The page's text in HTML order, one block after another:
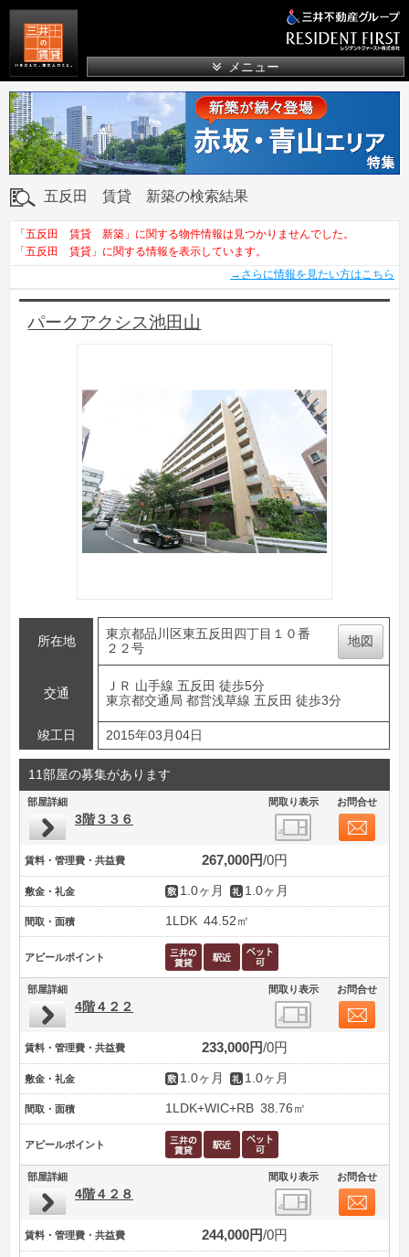
メニュー
五反田 賃貸 新築の検索結果
「五反田 賃貸 新築」に関する物件情報は見つかりませんでした。
「五反田 賃貸」に関する情報を表示しています。
→さらに情報を見たい方はこちら
パークアクシス池田山
所在地
東京都品川区東五反田四丁目１０番
２２号
地図
交通
ＪＲ 山手線 五反田 徒歩5分
東京都交通局 都営浅草線 五反田 徒歩3分
竣工日 2015年03月04日
11部屋の募集があります
部屋詳細 間取り表示 お問合せ
3階３３６
賃料・管理費・共益費 267,000円 0円
敷金・礼金 1.0ヶ月 1.0ヶ月
間取・面積 1LDK 44.52㎡
アピールポイント
部屋詳細 間取り表示 お問合せ
4階４２２
賃料・管理費・共益費 233,000円 0円
敷金・礼金 1.0ヶ月 1.0ヶ月
間取・面積 1LDK+WIC+RB 38.76㎡
アピールポイント
部屋詳細 間取り表示 お問合せ
4階４２８
賃料・管理費・共益費 244,000円 0円